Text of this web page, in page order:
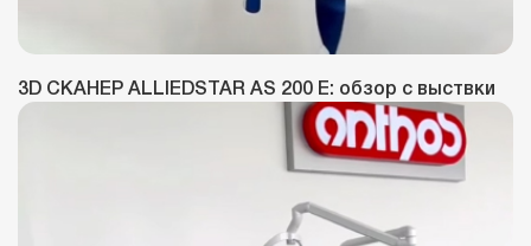
3D СКАНЕР ALLIEDSTAR AS 200 E: обзор с выствки